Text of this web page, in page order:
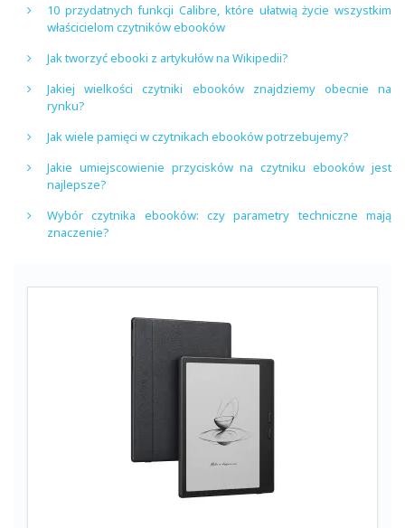
10 przydatnych funkcji Calibre, które ułatwią życie wszystkim
właścicielom czytników ebooków
Jak tworzyć ebooki z artykułów na Wikipedii?
Jakiej wielkości czytniki ebooków znajdziemy obecnie na
rynku?
Jak wiele pamięci w czytnikach ebooków potrzebujemy?
Jakie umiejscowienie przycisków na czytniku ebooków jest
najlepsze?
Wybór czytnika ebooków: czy parametry techniczne mają
znaczenie?